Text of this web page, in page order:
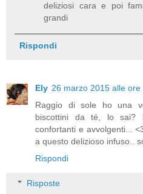
deliziosi cara e poi
grandi
Rispondi
Ely 26 marzo 2015 alle ore
Raggio di sole ho una
biscottini da té, lo sai?
confortanti e avvolgenti...
a questo delizioso infuso..
Rispondi
Risposte